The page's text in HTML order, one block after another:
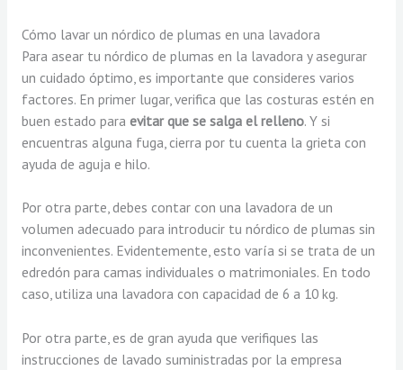
Cómo lavar un nórdico de plumas en una lavadora
Para asear tu nórdico de plumas en la lavadora y asegurar
un cuidado óptimo, es importante que consideres varios
factores. En primer lugar, verifica que las costuras estén en
buen estado para evitar que se salga el relleno. Y si
encuentras alguna fuga, cierra por tu cuenta la grieta con
ayuda de aguja e hilo.
Por otra parte, debes contar con una lavadora de un
volumen adecuado para introducir tu nórdico de plumas sin
inconvenientes. Evidentemente, esto varía si se trata de un
edredón para camas individuales o matrimoniales. En todo
caso, utiliza una lavadora con capacidad de 6 a 10 kg.
Por otra parte, es de gran ayuda que verifiques las
instrucciones de lavado suministradas por la empresa